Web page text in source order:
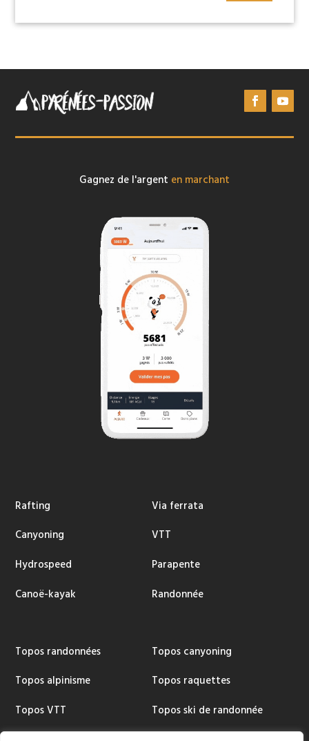
Gagnez de l'argent en marchant
Rafting
Canyoning
Hydrospeed
Canoë-kayak
Via ferrata
VTT
Parapente
Randonnée
Topos randonnées
Topos alpinisme
Topos VTT
Topos canyoning
Topos raquettes
Topos ski de randonnée